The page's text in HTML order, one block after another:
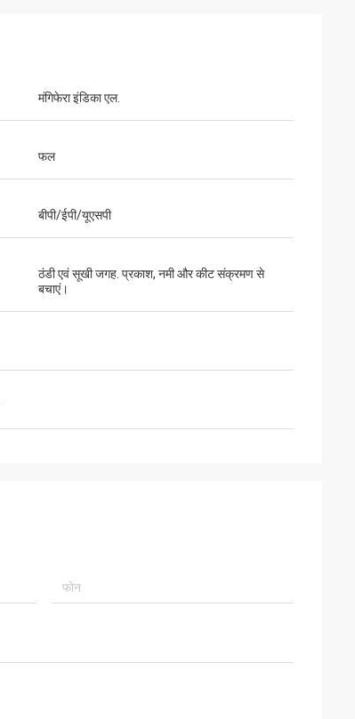
मंगिफेरा इंडिका एल.
फल
बीपी/ईपी/यूएसपी
ठंडी एवं सूखी जगह. प्रकाश, नमी और कीट संक्रमण से
बचाएं।